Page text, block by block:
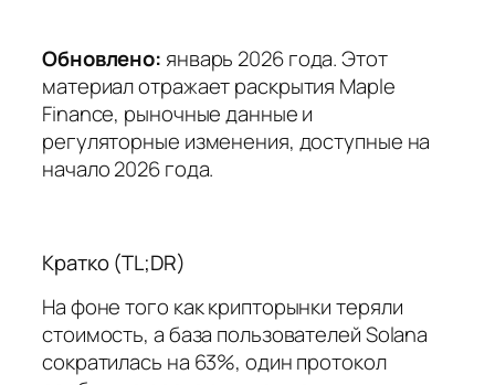
Обновлено: январь 2026 года. Этот
материал отражает раскрытия Maple
Finance, рыночные данные и
регуляторные изменения, доступные на
начало 2026 года.
Кратко (TL;DR)
На фоне того как крипторынки теряли
стоимость, а база пользователей Solana
сократилась на 63%, один протокол